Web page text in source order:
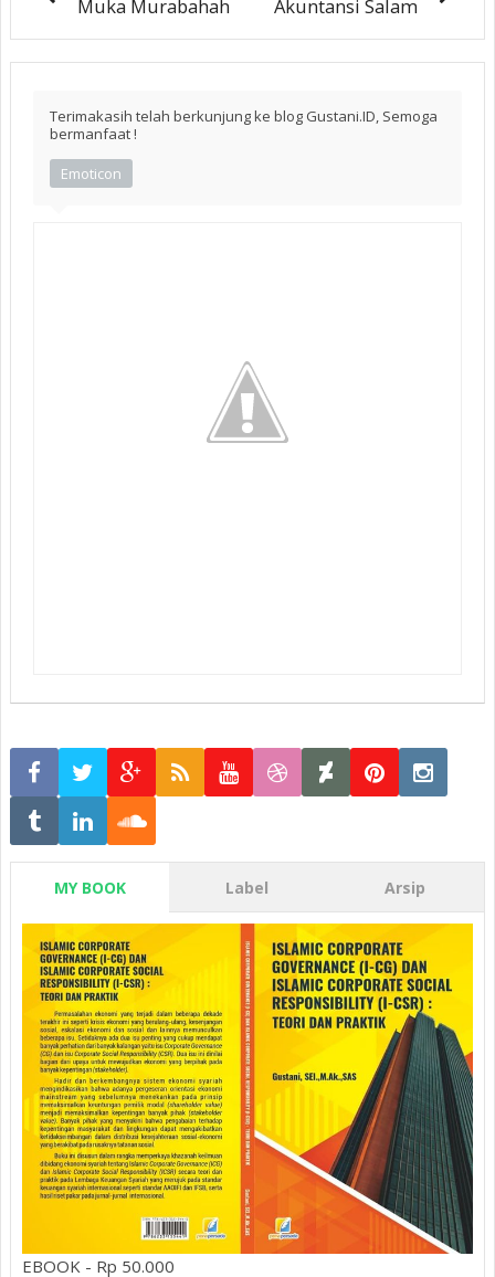
Muka Murabahah Akuntansi Salam
Terimakasih telah berkunjung ke blog Gustani.ID, Semoga
bermanfaat !
Emoticon
MY BOOK Label Arsip
EBOOK - Rp 50.000